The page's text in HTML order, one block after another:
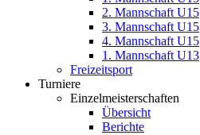
2. Mannschaft U15
3. Mannschaft U15
4. Mannschaft U15
1. Mannschaft U13
Freizeitsport
Turniere
Einzelmeisterschaften
Übersicht
Berichte